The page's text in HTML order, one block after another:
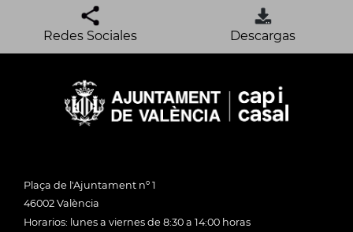
Redes Sociales Descargas
Plaça de l'Ajuntament nº 1
46002 València
Horarios: lunes a viernes de 8:30 a 14:00 horas